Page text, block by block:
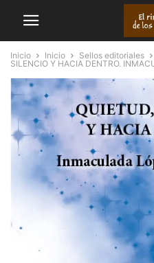
Inicio Inicio Sellos editoriales
SILENCIO Y HACIA DENTRO.